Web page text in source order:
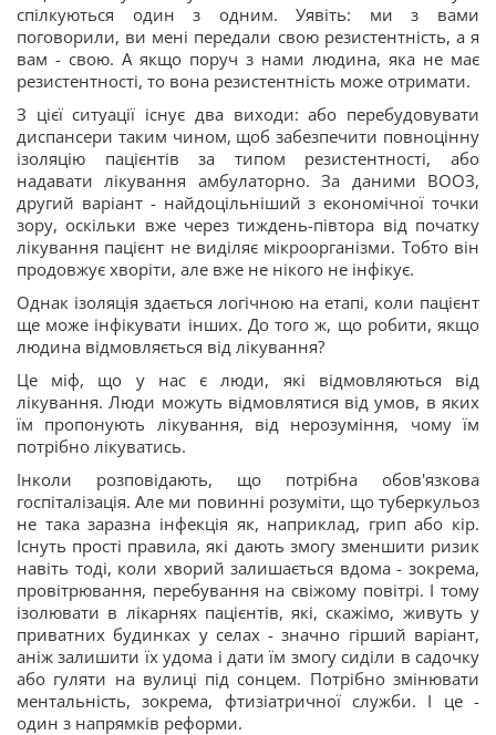
спілкуються один з одним. Уявіть: ми з вами
поговорили, ви мені передали свою резистентність, а я
вам - свою. А якщо поруч з нами людина, яка не має
резистентності, то вона резистентність може отримати.
З цієї ситуації існує два виходи: або перебудовувати
диспансери таким чином, щоб забезпечити повноцінну
ізоляцію пацієнтів за типом резистентності, або
надавати лікування амбулаторно. За даними ВООЗ,
другий варіант - найдоцільніший з економічної точки
зору, оскільки вже через тиждень-півтора від початку
лікування пацієнт не виділяє мікроорганізми. Тобто він
продовжує хворіти, але вже не нікого не інфікує.
Однак ізоляція здається логічною на етапі, коли пацієнт
ще може інфікувати інших. До того ж, що робити, якщо
людина відмовляється від лікування?
Це міф, що у нас є люди, які відмовляються від
лікування. Люди можуть відмовлятися від умов, в яких
їм пропонують лікування, від нерозуміння, чому їм
потрібно лікуватись.
Інколи розповідають, що потрібна обов'язкова
госпіталізація. Але ми повинні розуміти, що туберкульоз
не така заразна інфекція як, наприклад, грип або кір.
Існуть прості правила, які дають змогу зменшити ризик
навіть тоді, коли хворий залишається вдома - зокрема,
провітрювання, перебування на свіжому повітрі. І тому
ізолювати в лікарнях пацієнтів, які, скажімо, живуть у
приватних будинках у селах - значно гірший варіант,
аніж залишити їх удома і дати їм змогу сиділи в садочку
або гуляти на вулиці під сонцем. Потрібно змінювати
ментальність, зокрема, фтизіатричної служби. І це -
один з напрямків реформи.